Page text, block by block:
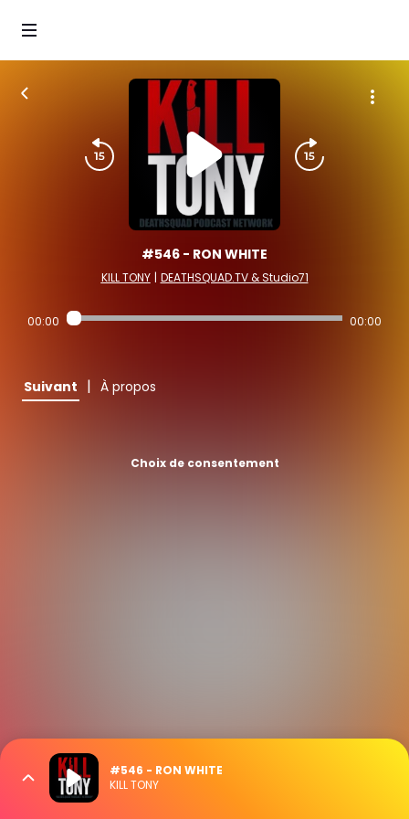
#546 - RON WHITE
KILL TONY | DEATHSQUAD.TV & Studio71
00:00 00:00
Suivant | À propos
Choix de consentement
#546 - RON WHITE
KILL TONY